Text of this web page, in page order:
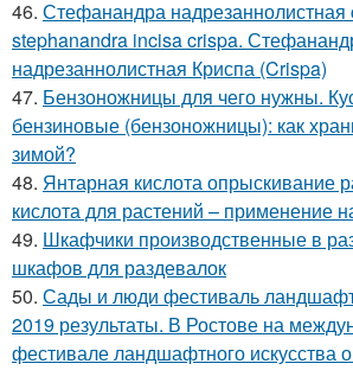
46. Стефанандра надрезаннолистная
stephanandra incisa crispa.
надрезаннолистная Криспа (Crispa)
47. Бензоножницы для чего нужны.
бензиновые (бензоножницы): как
зимой?
48. Янтарная кислота опрыскивание
кислота для растений – применение
49. Шкафчики производственные в
шкафов для раздевалок
50. Сады и люди фестиваль
2019 результаты. В Ростове на
фестивале ландшафтного искусства